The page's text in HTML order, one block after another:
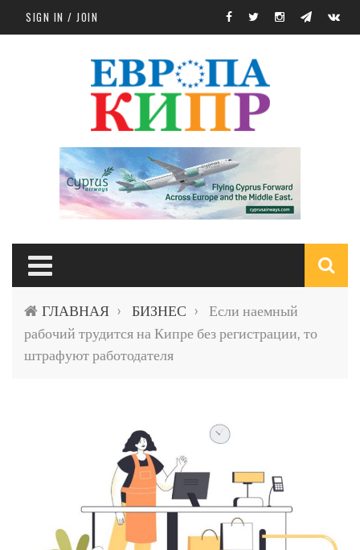
Skip to main content
SIGN IN / JOIN
ГЛАВНАЯ › БИЗНЕС ›
Если наемный
рабочий трудится на Кипре без регистрации, то
штрафуют работодателя